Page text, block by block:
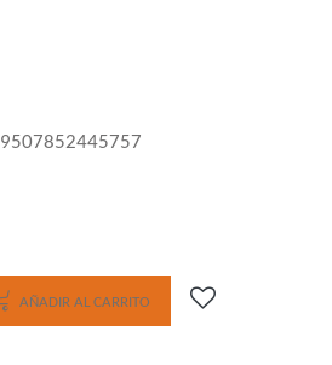
9507852445757
AÑADIR AL CARRITO